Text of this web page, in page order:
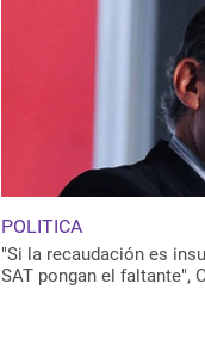
POLITICA
"Si la recaudación es
SAT pongan el faltante",